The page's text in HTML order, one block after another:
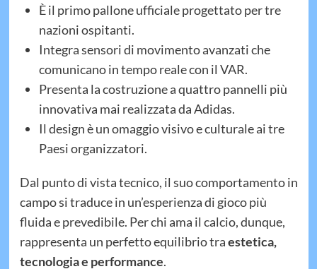
È il primo pallone ufficiale progettato per tre
nazioni ospitanti.
Integra sensori di movimento avanzati che
comunicano in tempo reale con il VAR.
Presenta la costruzione a quattro pannelli più
innovativa mai realizzata da Adidas.
Il design è un omaggio visivo e culturale ai tre
Paesi organizzatori.
Dal punto di vista tecnico, il suo comportamento in
campo si traduce in un’esperienza di gioco più
fluida e prevedibile. Per chi ama il calcio, dunque,
rappresenta un perfetto equilibrio traestetica,
tecnologia e performance.